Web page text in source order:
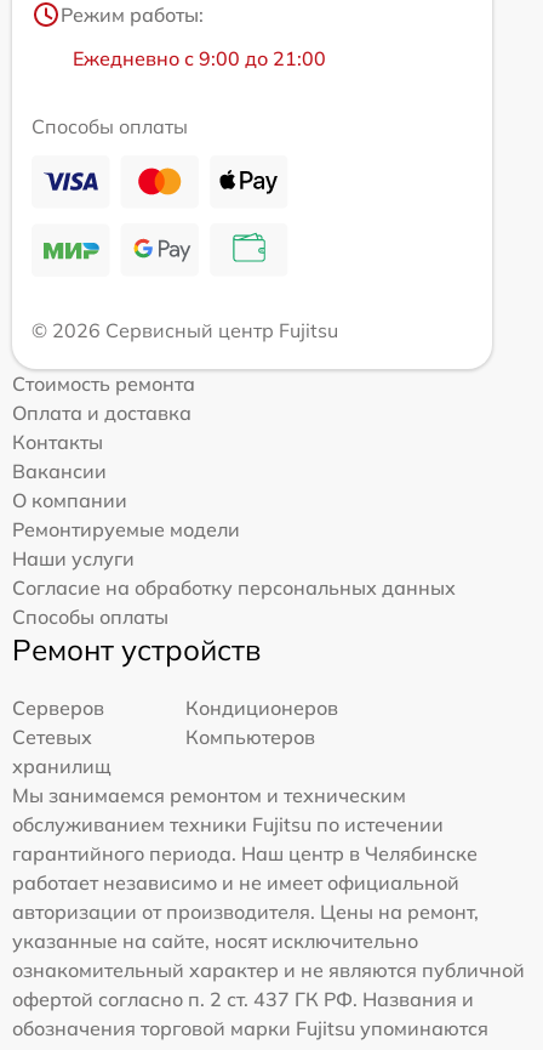
Режим работы:
Ежедневно с 9:00 до 21:00
Способы оплаты
© 2026 Сервисный центр Fujitsu
Стоимость ремонта
Оплата и доставка
Контакты
Вакансии
О компании
Ремонтируемые модели
Наши услуги
Согласие на обработку персональных данных
Способы оплаты
Ремонт устройств
Серверов
Кондиционеров
Сетевых
хранилищ
Компьютеров
Мы занимаемся ремонтом и техническим
обслуживанием техники Fujitsu по истечении
гарантийного периода. Наш центр в Челябинске
работает независимо и не имеет официальной
авторизации от производителя. Цены на ремонт,
указанные на сайте, носят исключительно
ознакомительный характер и не являются публичной
офертой согласно п. 2 ст. 437 ГК РФ. Названия и
обозначения торговой марки Fujitsu упоминаются